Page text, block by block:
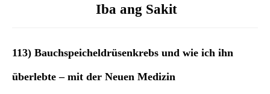
Iba ang Sakit
113) Bauchspeicheldrüsenkrebs und wie ich ihn
überlebte – mit der Neuen Medizin